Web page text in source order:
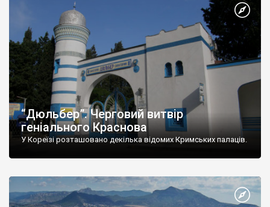
“Дюльбер”. Черговий витвір
геніального Краснова
У Кореїзі розташовано декілька відомих Кримських палаців.